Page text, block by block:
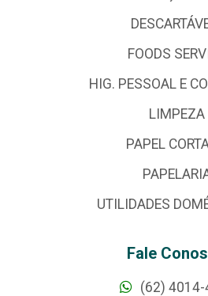
FOODS
HIG. PESSOAL E
LIMPEZA
PAPEL
UTILIDADES
Fale
(62) 4014-